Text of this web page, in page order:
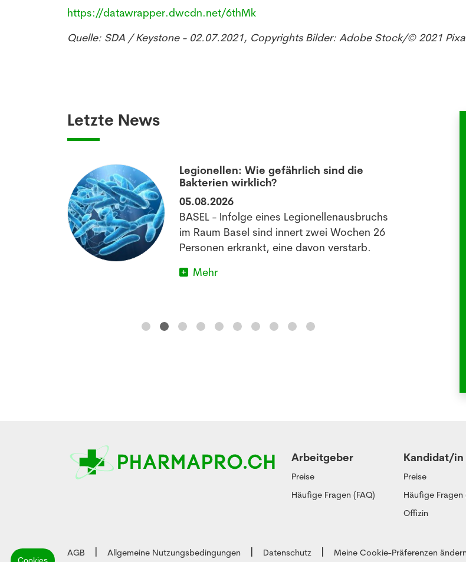
https://datawrapper.dwcdn.net/6thMk
Quelle: SDA / Keystone - 02.07.2021, Copyrights Bilder: Adobe Stock/© 2021
Letzte News
Legionellen: Wie gefährlich sind die
Bakterien wirklich?
05.08.2026
BASEL - Infolge eines Legionellenausbruchs
im Raum Basel sind innert zwei Wochen 26
Personen erkrankt, eine davon verstarb.
Mehr
Arbeitgeber
Preise
Häufige Fragen (FAQ)
Kandidat/in
Preise
Häufige Fragen
Offizin
AGB Allgemeine Nutzungsbedingungen Datenschutz Meine Cookie-Präferenzen ändern